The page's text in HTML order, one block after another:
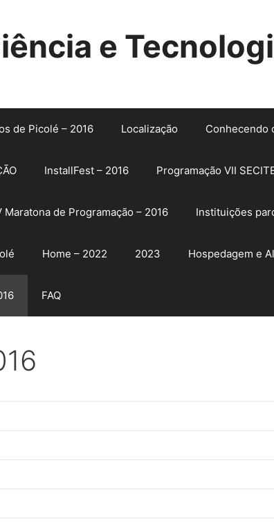
e
de Picolé – 2016 Localização Conhecendo
InstallFest – 2016 Programação VII
Maratona de Programação – 2016 Instituições
Home – 2022 2023 Hospedagem e
FAQ